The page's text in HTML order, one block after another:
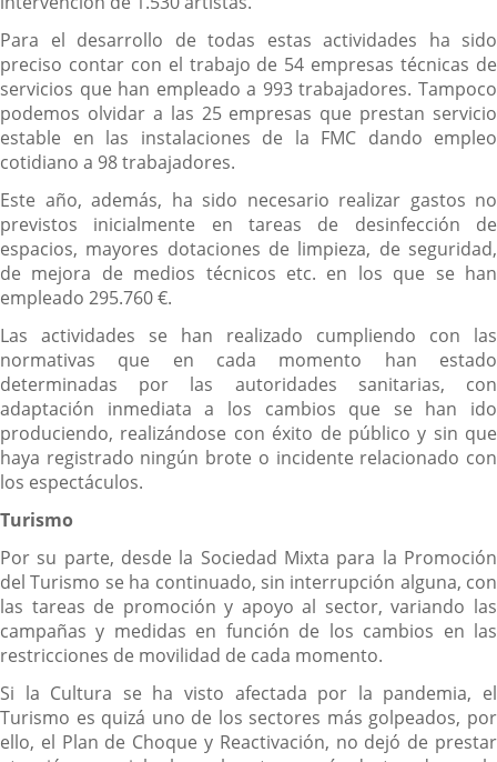
Para el desarrollo de todas estas actividades ha sido
preciso contar con el trabajo de 54 empresas técnicas de
servicios que han empleado a 993 trabajadores. Tampoco
podemos olvidar a las 25 empresas que prestan servicio
estable en las instalaciones de la FMC dando empleo
cotidiano a 98 trabajadores.
Este año, además, ha sido necesario realizar gastos no
previstos inicialmente en tareas de desinfección de
espacios, mayores dotaciones de limpieza, de seguridad,
de mejora de medios técnicos etc. en los que se han
empleado 295.760 €.
Las actividades se han realizado cumpliendo con las
normativas que en cada momento han estado
determinadas por las autoridades sanitarias, con
adaptación inmediata a los cambios que se han ido
produciendo, realizándose con éxito de público y sin que
haya registrado ningún brote o incidente relacionado con
los espectáculos.
Turismo
Por su parte, desde la Sociedad Mixta para la Promoción
del Turismo se ha continuado, sin interrupción alguna, con
las tareas de promoción y apoyo al sector, variando las
campañas y medidas en función de los cambios en las
restricciones de movilidad de cada momento.
Si la Cultura se ha visto afectada por la pandemia, el
Turismo es quizá uno de los sectores más golpeados, por
ello, el Plan de Choque y Reactivación, no dejó de prestar